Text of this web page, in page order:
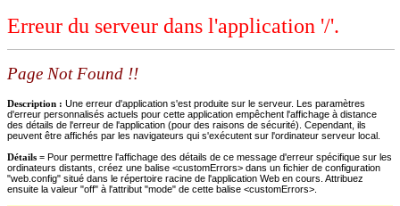
Erreur du serveur dans l'application '/'.
Page Not Found !!
Description : Une erreur d'application s'est produite sur le serveur. Les paramètres
d'erreur personnalisés actuels pour cette application empêchent l'affichage à distance
des détails de l'erreur de l'application (pour des raisons de sécurité). Cependant, ils
peuvent être affichés par les navigateurs qui s'exécutent sur l'ordinateur serveur local.
Détails = Pour permettre l'affichage des détails de ce message d'erreur spécifique sur les
ordinateurs distants, créez une balise <customErrors> dans un fichier de configuration
"web.config" situé dans le répertoire racine de l'application Web en cours. Attribuez
ensuite la valeur "off" à l'attribut "mode" de cette balise <customErrors>.